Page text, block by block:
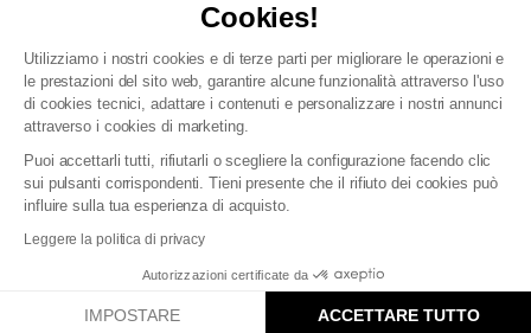
Cookies!
Utilizziamo i nostri cookies e di terze parti per migliorare le operazioni e
le prestazioni del sito web, garantire alcune funzionalità attraverso l'uso
di cookies tecnici, adattare i contenuti e personalizzare i nostri annunci
attraverso i cookies di marketing.
Puoi accettarli tutti, rifiutarli o scegliere la configurazione facendo clic
sui pulsanti corrispondenti. Tieni presente che il rifiuto dei cookies può
influire sulla tua esperienza di acquisto.
Leggere la politica di privacy
Autorizzazioni certificate da
IMPOSTARE ACCETTARE TUTTO
Condizioni generali vendita
Politica di gestione dei dati personali e dei cookie
Condizioni generali di vendita per clienti professionali
Dichiarazione di accessibilità